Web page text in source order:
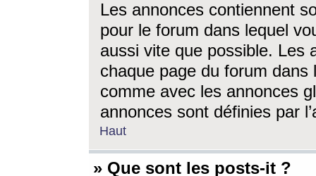
Les annonces contiennent
pour le forum dans lequel
aussi vite que possible. Les
chaque page du forum dans
comme avec les annonces
annonces sont définies par
Haut
» Que sont les posts-it ?